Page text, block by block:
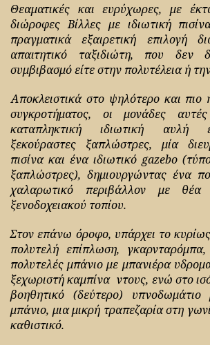
Θεαματικές και ευρύχωρες, με
διώροφες Βίλλες με ιδιωτική
πραγματικά εξαιρετική επιλογή
απαιτητικό ταξιδιώτη, που δεν
συμβιβασμό είτε στην πολυτέλεια ή
Αποκλειστικά στο ψηλότερο και πιο
συγκροτήματος, οι μονάδες
καταπληκτική ιδιωτική αυλή
ξεκούραστες ξαπλώστρες, μία
πισίνα και ένα ιδιωτικό gazebo
ξαπλώστρες), δημιουργώντας ένα
χαλαρωτικό περιβάλλον με θέα
ξενοδοχειακού τοπίου.
Στον επάνω όροφο, υπάρχει το
πολυτελή επίπλωση,
πολυτελές μπάνιο με μπανιέρα
ξεχωριστή καμπίνα ντους, ενώ στο
βοηθητικό (δεύτερο)
μπάνιο, μια μικρή τραπεζαρία στη
καθιστικό.